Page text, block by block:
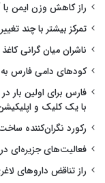
راز کاهش وزن ایمن
تمرکز بیشتر با چند
ناشران میان گرانی
کودهای دامی فارس به
فارس برای اولین بار
با یک کلیک و
رکورد نگران‌کننده
فعالیت‌های جزیره‌ای
راز تناقض داروهای